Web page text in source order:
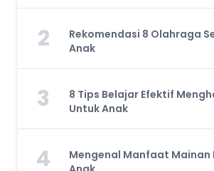
2
Rekomendasi 8 Olahraga
Anak
3
8 Tips Belajar Efektif
Untuk Anak
4
Mengenal Manfaat Mainan